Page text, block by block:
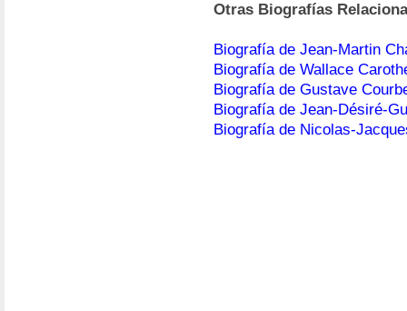
Otras Biografías
Biografía de Jean-Martin
Biografía de Wallace
Biografía de Gustave
Biografía de Jean-Désiré-
Biografía de Nicolas-